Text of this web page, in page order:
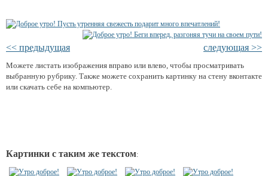
<< предыдущая следующая >>
Можете листать изображения вправо или влево, чтобы просматривать
выбранную рубрику. Также можете сохранить картинку на стену вконтакте
или скачать себе на компьютер.
Картинки с таким же текстом: